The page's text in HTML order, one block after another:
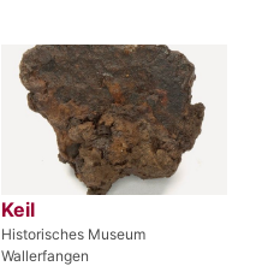
Keil
Historisches Museum
Wallerfangen